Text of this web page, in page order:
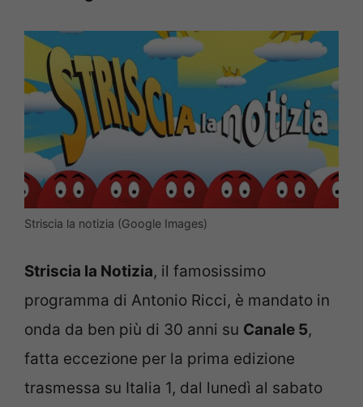
Striscia la notizia (Google Images)
Striscia la Notizia, il famosissimo
programma di Antonio Ricci, è mandato in
onda da ben più di 30 anni su Canale 5,
fatta eccezione per la prima edizione
trasmessa su Italia 1, dal lunedì al sabato